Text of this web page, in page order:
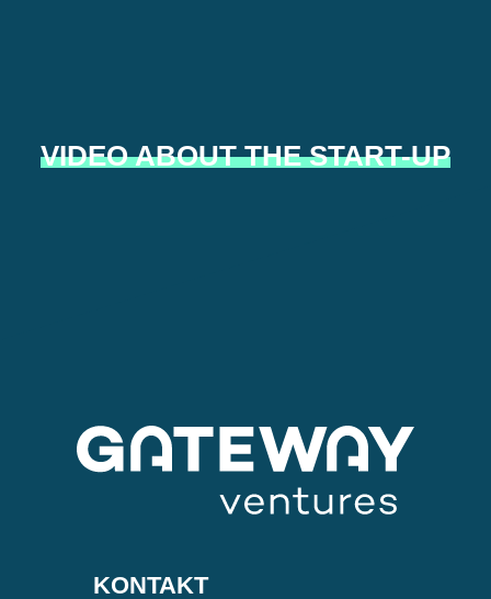
VIDEO ABOUT THE START-UP
KONTAKT